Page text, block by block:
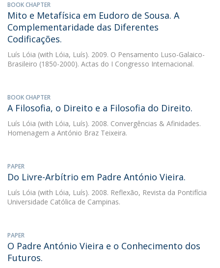
BOOK CHAPTER
Mito e Metafísica em Eudoro de Sousa. A
Complementaridade das Diferentes
Codificações.
Luís Lóia (with Lóia, Luís). 2009. O Pensamento Luso-Galaico-
Brasileiro (1850-2000). Actas do I Congresso Internacional.
BOOK CHAPTER
A Filosofia, o Direito e a Filosofia do Direito.
Luís Lóia (with Lóia, Luís). 2008. Convergências & Afinidades.
Homenagem a António Braz Teixeira.
PAPER
Do Livre-Arbítrio em Padre António Vieira.
Luís Lóia (with Lóia, Luís). 2008. Reflexão, Revista da Pontifícia
Universidade Católica de Campinas.
PAPER
O Padre António Vieira e o Conhecimento dos
Futuros.